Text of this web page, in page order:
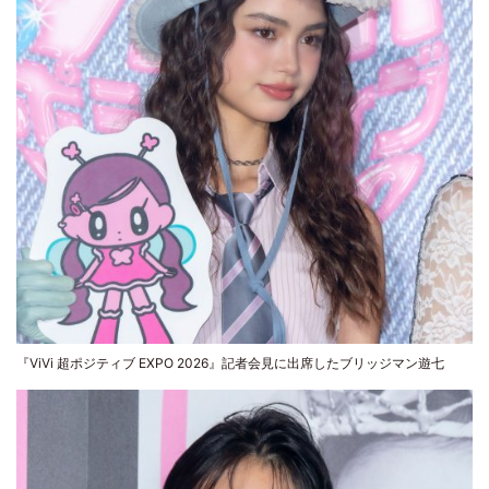
『ViVi 超ポジティブ EXPO 2026』記者会見に出席したブリッジマン遊七